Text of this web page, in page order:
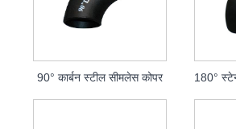
90° कार्बन स्टील सीमलेस कोपर